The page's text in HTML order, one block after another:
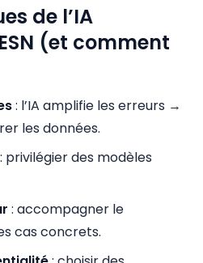
de l’IA
(et comment
: l’IA amplifie les erreurs →
les données.
: privilégier des modèles
: accompagner le
cas concrets.